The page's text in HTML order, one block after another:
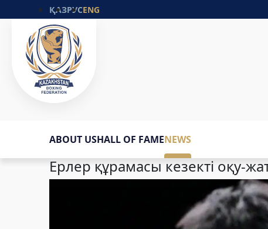
ҚАЗРУСENG
ABOUT USHALL OF FAMENEWS
Ерлер құрамасы кезекті оқу-